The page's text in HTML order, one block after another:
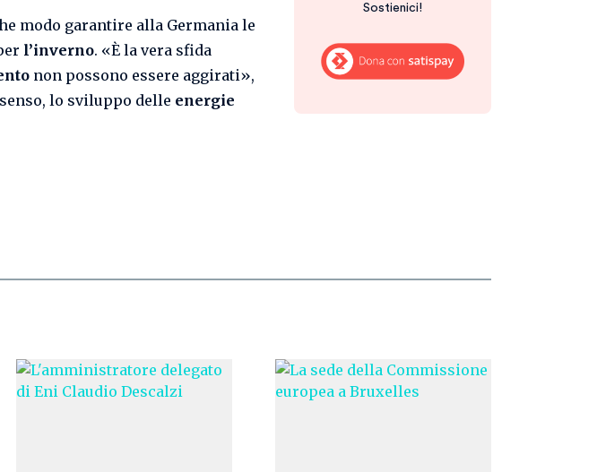
modo garantire alla Germania le
l’inverno. «È la vera sfida
non possono essere aggirati»,
lo sviluppo delle energie
Sostienici!